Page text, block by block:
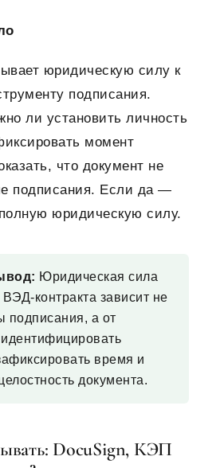
юридическую силу к
подписания.
ли установить личность
момент
что документ не
подписания. Если да —
юридическую силу.
Юридическая сила
ВЭД-контракта зависит не
подписания, а от
время и
документа.
DocuSign, КЭП